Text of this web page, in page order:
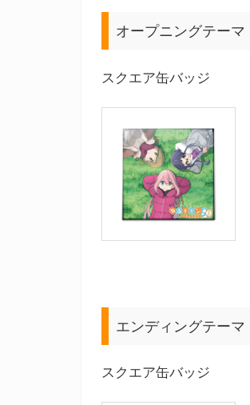
オープニングテーマ
スクエア缶バッジ
エンディングテーマ
スクエア缶バッジ